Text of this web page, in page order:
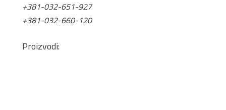
+381-032-651-927
+381-032-660-120
Proizvodi: